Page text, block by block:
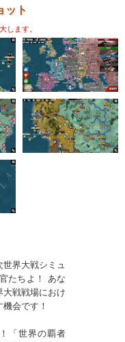
ット
します。
界大戦シミュ
たちよ！ あな
大戦戦場におけ
会です！
「世界の覇者